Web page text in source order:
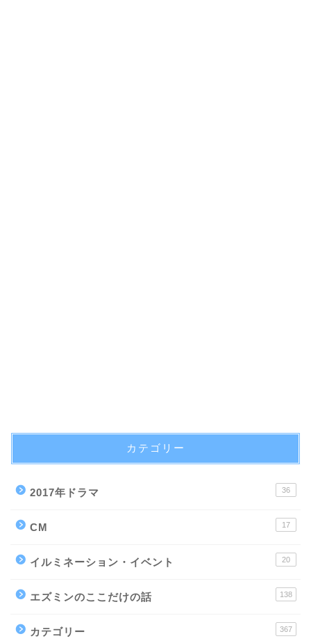
カテゴリー
2017年ドラマ 36
CM 17
イルミネーション・イベント 20
エズミンのここだけの話 138
カテゴリー 367